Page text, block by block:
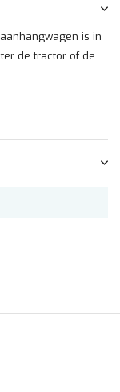
is in
de tractor of de